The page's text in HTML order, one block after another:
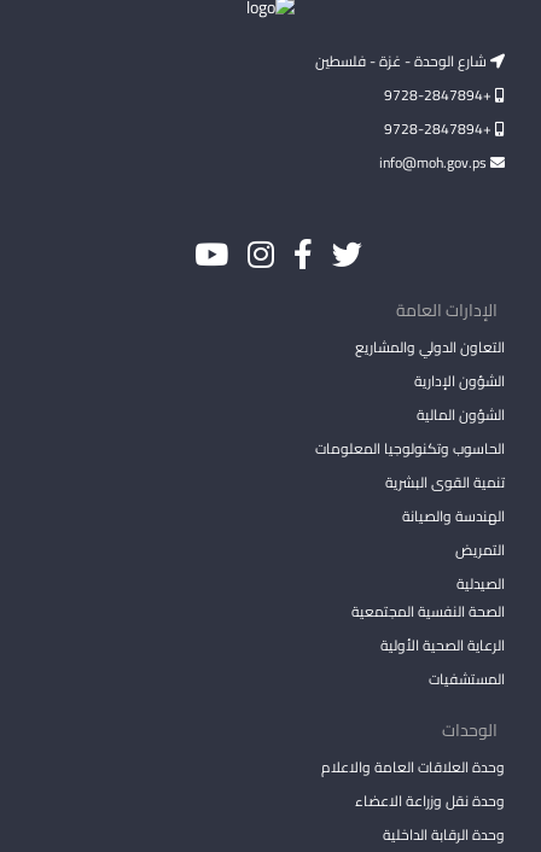
شارع الوحدة - غزة - فلسطين
+9728-2847894
+9728-2847894
الإدارات العامة
التعاون الدولي والمشاريع
الشؤون الإدارية
الشؤون المالية
الحاسوب وتكنولوجيا المعلومات
تنمية القوى البشرية
الهندسة والصيانة
التمريض
الصيدلية
الصحة النفسية المجتمعية
الرعاية الصحية الأولية
المستشفيات
الوحدات
وحدة العلاقات العامة والاعلام
وحدة نقل وزراعة الاعضاء
وحدة الرقابة الداخلية